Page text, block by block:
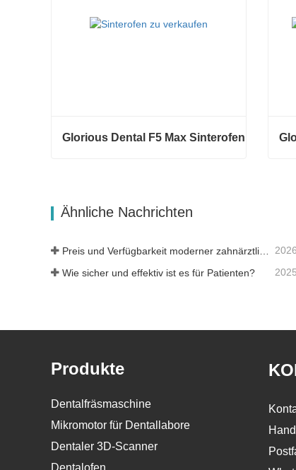
Glorious Dental F5 Max Sinterofen
Ähnliche Nachrichten
Wie sicher und effektiv ist es für Patienten?
Produkte
Dentalfräsmaschine
Mikromotor für Dentallabore
Dentaler 3D-Scanner